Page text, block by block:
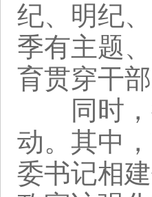
纪、明纪
季有主题
育贯穿干
同时，街
动。其中，
委书记相